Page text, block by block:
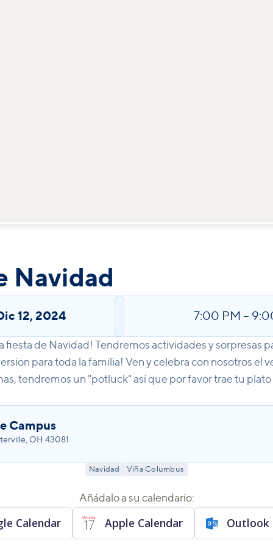
Navidad
12, 2024 7:00 PM –
fiesta de Navidad! Tendremos actividades y sorpresas
para toda la familia! Ven y celebra con nosotros el
tendremos un "potluck" así que por favor trae tu
Campus
OH 43081
Navidad Viña Columbus
Añádalo a su calendario:
Calendar Apple Calendar Outlook